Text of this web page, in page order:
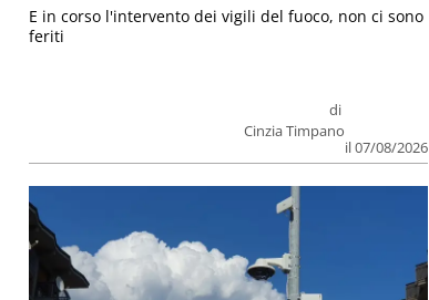
di
Cinzia Timpano
il 07/08/2026
E in corso l'intervento dei vigili del fuoco, non ci sono
feriti